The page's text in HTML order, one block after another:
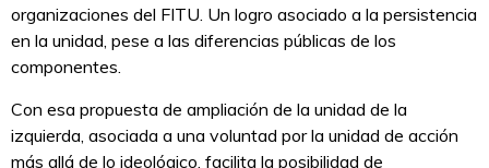
organizaciones del FITU. Un logro asociado a la persistencia
en la unidad, pese a las diferencias públicas de los
componentes.
Con esa propuesta de ampliación de la unidad de la
izquierda, asociada a una voluntad por la unidad de acción
más allá de lo ideológico, facilita la posibilidad de